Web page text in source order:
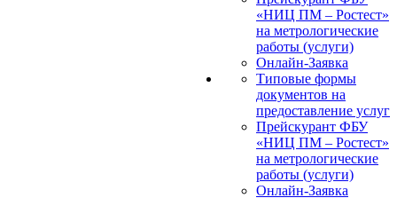
«НИЦ ПМ – Ростест»
на метрологические
работы (услуги)
Онлайн-Заявка
Типовые формы
документов на
предоставление услуг
Прейскурант ФБУ
«НИЦ ПМ – Ростест»
на метрологические
работы (услуги)
Онлайн-Заявка